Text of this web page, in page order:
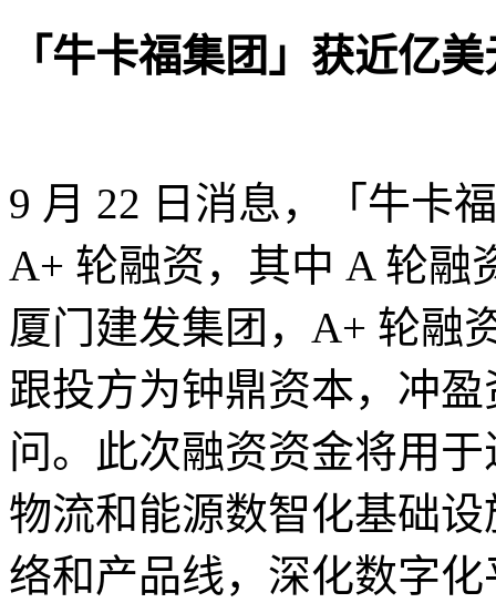
「牛卡福集团」获近亿
9 月 22 日消息，「牛卡
A+ 轮融资，其中 A 轮融
厦门建发集团，A+ 轮融
跟投方为钟鼎资本，冲
问。此次融资资金将用
物流和能源数智化基础
络和产品线，深化数字